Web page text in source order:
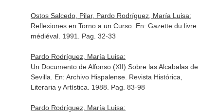
Ostos Salcedo, Pilar, Pardo Rodríguez, María Luisa:
Reflexiones en Torno a un Curso. En: Gazette du livre
médiéval. 1991. Pag. 32-33
Pardo Rodríguez, María Luisa:
Un Documento de Alfonso (XII) Sobre las Alcabalas de
Sevilla. En: Archivo Hispalense. Revista Histórica,
Literaria y Artística . 1988. Pag. 83-98
Pardo Rodríguez, María Luisa: